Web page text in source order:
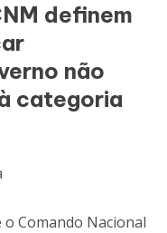
definem
não
categoria
o Comando Nacional